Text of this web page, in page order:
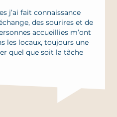
j’ai fait connaissance
des sourires et de
accueillies m’ont
les locaux, toujours une
quel que soit la tâche